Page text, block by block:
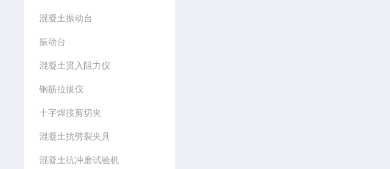
混凝土振动台
振动台
混凝土贯入阻力仪
钢筋拉拔仪
十字焊接剪切夹
混凝土抗劈裂夹具
混凝土抗冲磨试验机